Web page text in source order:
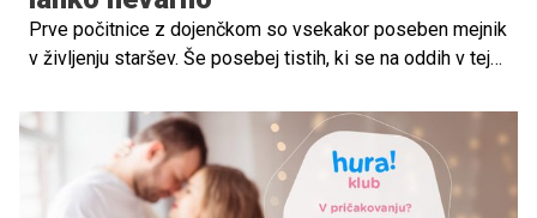
Prve počitnice z dojenčkom so vsekakor poseben mejnik
v življenju staršev. Še posebej tistih, ki se na oddih v tej
destinacije? Kaj spakirati? Kako poskrbeti, da bo
dojenčku udobno? To je le nekaj vprašanj, ki vam trenutno
verjetno rojijo po glavi. A brez skrbi, pripravili smo nekaj
praktičnih nasvetov, z upoštevanjem katerih bo poletni